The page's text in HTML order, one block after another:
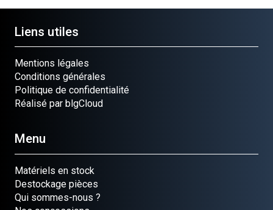
Liens utiles
Mentions légales
Conditions générales
Politique de confidentialité
Réalisé par blgCloud
Menu
Matériels en stock
Destockage pièces
Qui sommes-nous ?